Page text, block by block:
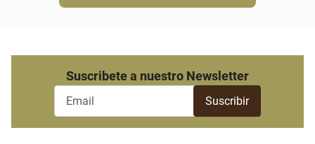
Suscribete a nuestro Newsletter